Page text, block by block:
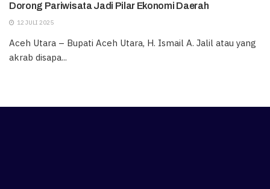
Dorong Pariwisata Jadi Pilar Ekonomi Daerah
12 JULI 2025
Aceh Utara – Bupati Aceh Utara, H. Ismail A. Jalil atau yang
akrab disapa...